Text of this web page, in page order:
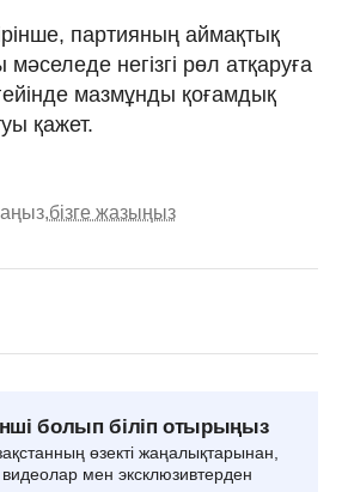
партияның аймақтық
негізгі рөл атқаруға
мазмұнды қоғамдық
қажет.
бізге жазыңыз
болып біліп отырыңыз
өзекті жаңалықтарынан,
мен эксклюзивтерден